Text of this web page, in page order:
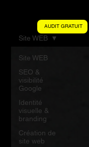
AUDIT GRATUIT
Site WEB
SEO &
visibilité
Google
Identité
visuelle &
branding
Création de
site web
Site WEB